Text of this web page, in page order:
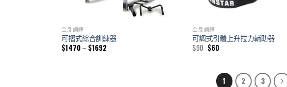
全身訓練
可摺式綜合訓練器
$1470 – $1692Price
range:
全身訓練
可調式引體上升拉力輔助器
$90 Original
price
$60Current
price
1 2 3